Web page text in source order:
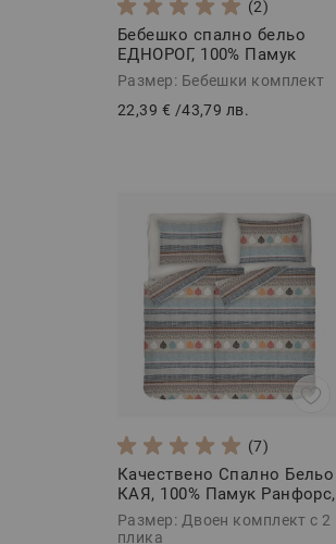
(2)
Бебешко спално бельо
ЕДНОРОГ, 100% Памук
Ранфорс, 3 части
Размер: Бебешки комплект
22,39 € /43,79 лв.
(7)
Качествено Спално Бельо
КАЯ, 100% Памук Ранфорс,
5 части
Размер: Двоен комплект с 2
плика